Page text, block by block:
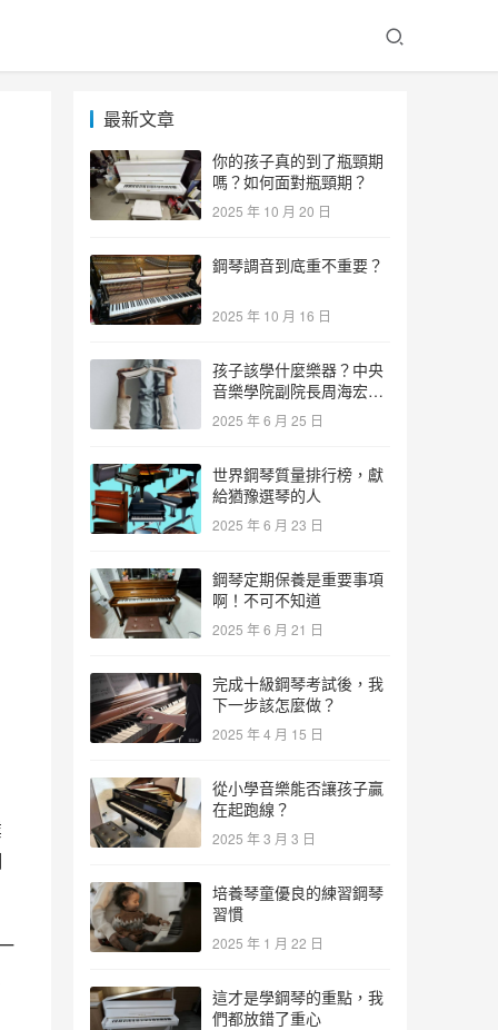
最新文章
你的孩子真的到了瓶頸期
嗎？如何面對瓶頸期？
2025 年 10 月 20 日
鋼琴調音到底重不重要？
2025 年 10 月 16 日
孩子該學什麼樂器？中央
音樂學院副院長周海宏教
授告訴你答案！
2025 年 6 月 25 日
世界鋼琴質量排行榜，獻
給猶豫選琴的人
2025 年 6 月 23 日
鋼琴定期保養是重要事項
啊！不可不知道
2025 年 6 月 21 日
完成十級鋼琴考試後，我
下一步該怎麼做？
2025 年 4 月 15 日
從小學音樂能否讓孩子贏
在起跑線？
2025 年 3 月 3 日
培養琴童優良的練習鋼琴
習慣
2025 年 1 月 22 日
這才是學鋼琴的重點，我
們都放錯了重心